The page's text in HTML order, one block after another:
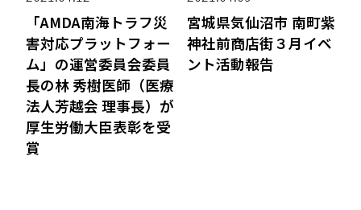
「AMDA南海トラフ災
害対応プラットフォー
ム」の運営委員会委員
長の林 秀樹医師（医療
法人芳越会 理事長）が
厚生労働大臣表彰を受
賞
宮城県気仙沼市 南町紫
神社前商店街３月イベ
ント活動報告